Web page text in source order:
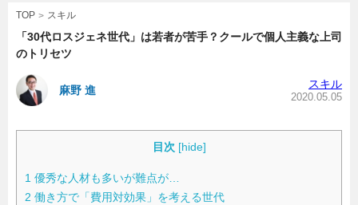
専門家インタビュー
TOP スキル
「30代ロスジェネ世代」は若者が苦手？クールで個人主義な上司
のトリセツ
麻野 進 スキル
2020.05.05
目次 [hide]
1 優秀な人材も多いが難点が…
2 働き方で「費用対効果」を考える世代